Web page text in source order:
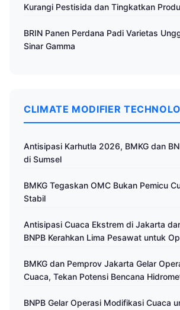
Kurangi Pestisida dan Tingkatkan
BRIN Panen Perdana Padi Varietas
Sinar Gamma
CLIMATE MODIFIER
Antisipasi Karhutla 2026, BMKG dan
di Sumsel
BMKG Tegaskan OMC Bukan Pemicu
Stabil
Antisipasi Cuaca Ekstrem di Jakarta
BNPB Kerahkan Lima Pesawat untuk
BMKG dan Pemprov Jakarta Gelar
Cuaca, Tekan Potensi Bencana
BNPB Gelar Operasi Modifikasi Cuaca